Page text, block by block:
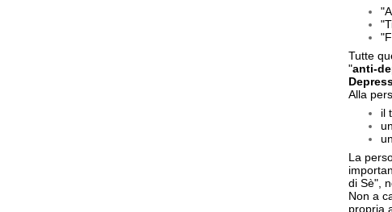
Tutte
"anti-
Alla
il
La
di Sè",
Non a
propria